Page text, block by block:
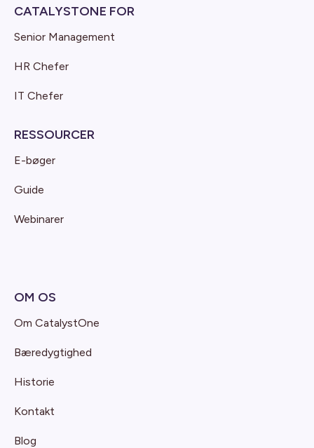
CATALYSTONE FOR
Senior Management
HR Chefer
IT Chefer
RESSOURCER
E-bøger
Guide
Webinarer
OM OS
Om CatalystOne
Bæredygtighed
Historie
Kontakt
Blog